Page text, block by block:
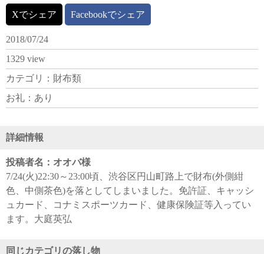
Xでシェア Facebookでシェア
2018/07/24
1329 view
カテゴリ：財布類
お礼：あり
詳細情報
投稿者名：オオバ様
7/24(火)22:30～23:00頃、渋谷区円山町路上で財布(外側紺
色、中側茶色)を落としてしまいました。免許証、キャッシ
ュカード、コナミスポーツカード、健康保険証等入ってい
ます。大庭英弘
同じカテゴリの落し物